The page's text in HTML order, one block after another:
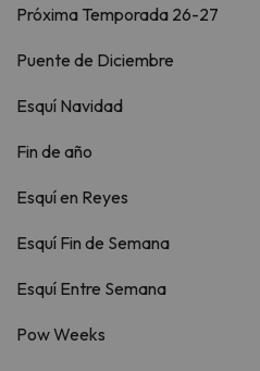
Próxima Temporada 26-27
Puente de Diciembre
Esquí Navidad
Fin de año
Esquí en Reyes
Esquí Fin de Semana
Esquí Entre Semana
Pow Weeks